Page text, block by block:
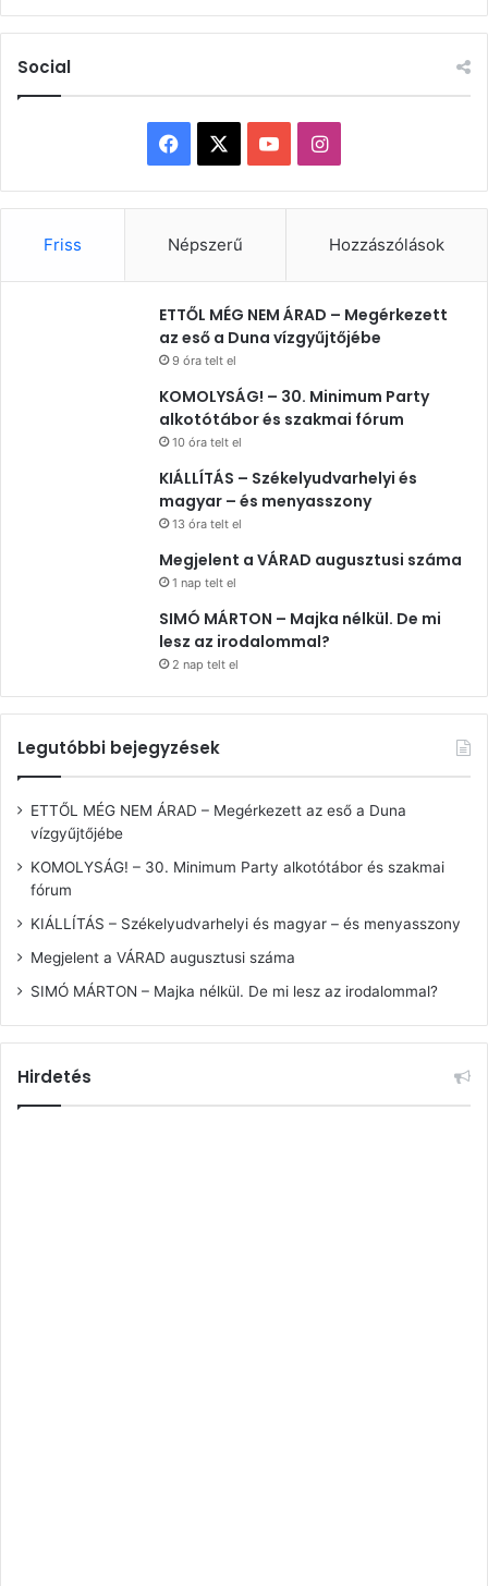
Social
Facebook YouTubeInstagram
Friss Népszerű Hozzászólások
ETTŐL MÉG NEM ÁRAD – Megérkezett
az eső a Duna vízgyűjtőjébe
9 óra telt el
KOMOLYSÁG! – 30. Minimum Party
alkotótábor és szakmai fórum
10 óra telt el
KIÁLLÍTÁS – Székelyudvarhelyi és
magyar – és menyasszony
13 óra telt el
Megjelent a VÁRAD augusztusi száma
1 nap telt el
SIMÓ MÁRTON – Majka nélkül. De mi
lesz az irodalommal?
2 nap telt el
Legutóbbi bejegyzések
ETTŐL MÉG NEM ÁRAD – Megérkezett az eső a Duna
vízgyűjtőjébe
KOMOLYSÁG! – 30. Minimum Party alkotótábor és szakmai
fórum
KIÁLLÍTÁS – Székelyudvarhelyi és magyar – és menyasszony
Megjelent a VÁRAD augusztusi száma
SIMÓ MÁRTON – Majka nélkül. De mi lesz az irodalommal?
Hirdetés